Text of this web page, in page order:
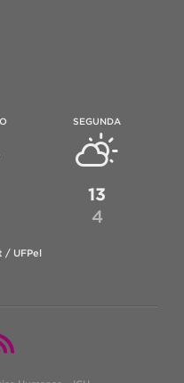
SEGUNDA
13
4
/ UFPel